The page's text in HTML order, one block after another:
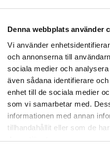
Denna webbplats använder
Vi använder
och annonserna till
sociala medier och
även sådana identifierare
enhet till de sociala medier
som vi samarbetar med.
informationen med annan
tillhandahållit eller som de
deras tjänster.
bekvämt och ger
Innehåller1 par
Torkas av
hålla knäskyddet rent
Materal: EVA-skum.
Artikelnummer:HXD-0465
Genom att
att ta emot e-